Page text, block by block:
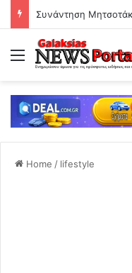
Menu
Home / lifestyle